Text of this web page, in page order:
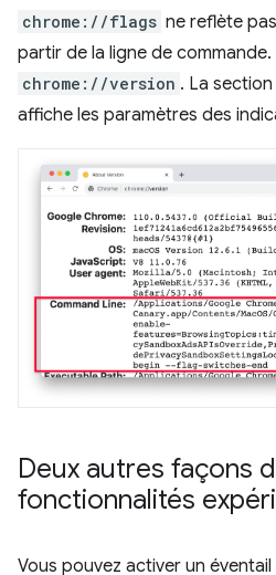
chrome://flags ne reflète
partir de la ligne de
chrome://version . La section
affiche les paramètres des
Deux autres façons
fonctionnalités
Vous pouvez activer un